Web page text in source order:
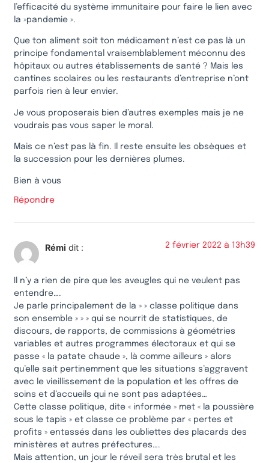
l’efficacité du système immunitaire pour faire le lien avec
la »pandemie ».
Que ton aliment soit ton médicament n’est ce pas là un
principe fondamental vraisemblablement méconnu des
hôpitaux ou autres établissements de santé ? Mais les
cantines scolaires ou les restaurants d’entreprise n’ont
parfois rien à leur envier.
Je vous proposerais bien d’autres exemples mais je ne
voudrais pas vous saper le moral.
Mais ce n’est pas là fin. Il reste ensuite les obsèques et
la succession pour les dernières plumes.
Bien à vous
Répondre
Rémi dit : 2 février 2022 à 13h39
Il n’y a rien de pire que les aveugles qui ne veulent pas
entendre….
Je parle principalement de la » » classe politique dans
son ensemble » » » qui se nourrit de statistiques, de
discours, de rapports, de commissions à géométries
variables et autres programmes électoraux et qui se
passe « la patate chaude », là comme ailleurs » alors
qu’elle sait pertinemment que les situations s’aggravent
avec le vieillissement de la population et les offres de
soins et d’accueils qui ne sont pas adaptées…
Cette classe politique, dite « informée » met « la poussière
sous le tapis » et classe ce problème par « pertes et
profits » entassés dans les oubliettes des placards des
ministères et autres préfectures….
Mais attention, un jour le réveil sera très brutal et les